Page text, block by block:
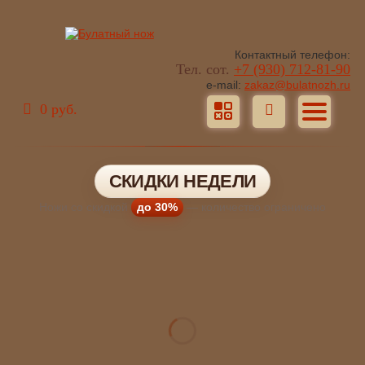
Контактный телефон:
Тел. сот. +7 (930) 712-81-90
e-mail: zakaz@bulatnozh.ru
0 руб.
СКИДКИ НЕДЕЛИ
Ножи со скидкой до 30% — количество ограничено